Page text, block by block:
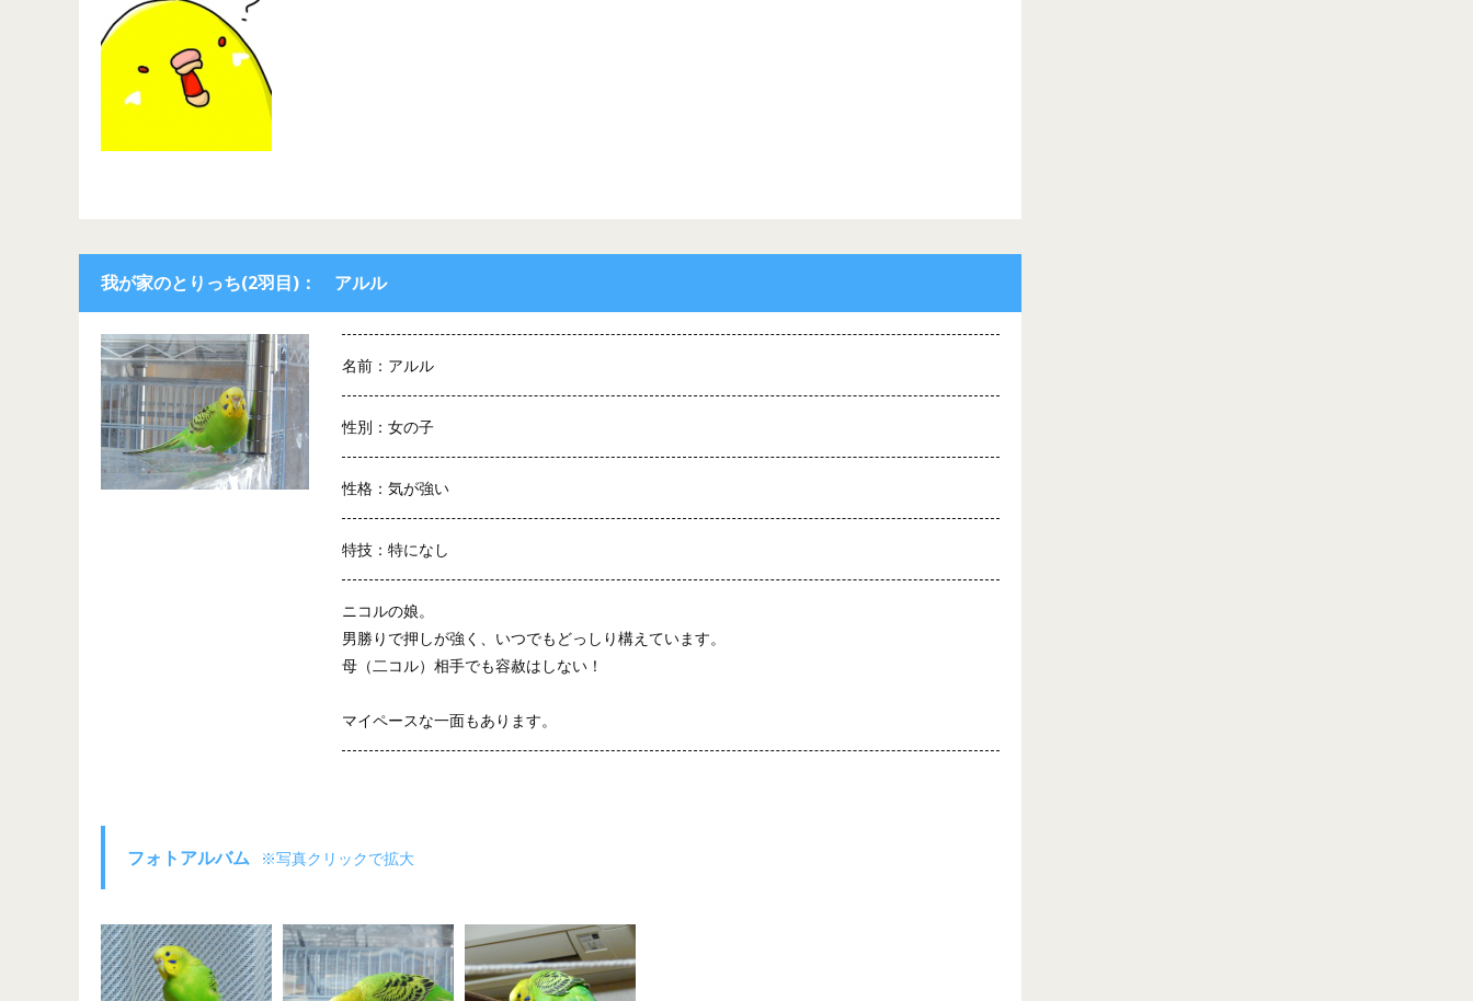
我が家のとりっち(2羽目)： アルル
名前：アルル
性別：女の子
性格：気が強い
特技：特になし
ニコルの娘。
男勝りで押しが強く、いつでもどっしり構えています。
母（二コル）相手でも容赦はしない！
マイペースな一面もあります。
フォトアルバム ※写真クリックで拡大